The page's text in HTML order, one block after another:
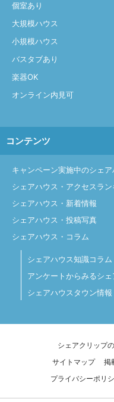
個室あり
大規模ハウス
小規模ハウス
バスタブあり
楽器OK
オンライン内見可
コンテンツ
キャンペーン実施中のシェア
シェアハウス・アクセスラ
シェアハウス・新着情報
シェアハウス・投稿写真
シェアハウス・コラム
シェアハウス知識コラム
アンケートからみるシェ
シェアハウスタウン情報
シェアクリップ
サイトマップ
掲
プライバシーポリ